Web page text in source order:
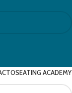
SEATING ACADEMY